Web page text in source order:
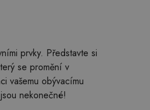
prvky. Představte si
se promění v
vašemu obývacímu
nekonečné!